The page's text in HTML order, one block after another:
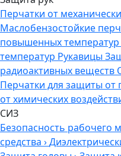
Перчатки от
Маслобензостойкие
повышенных температур
температур Рукавицы
радиоактивных веществ
Перчатки для защиты от
от химических
СИЗ
Безопасность рабочего
средства ›